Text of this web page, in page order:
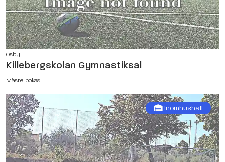
Osby
Killebergskolan Gymnastiksal
Måste bokas
Inomhushall